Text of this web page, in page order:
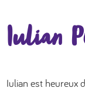
Iulian
Iulian est heureux